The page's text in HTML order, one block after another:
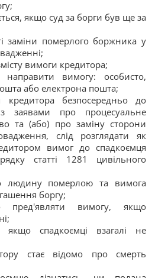
якщо суд за борги був ще за
заміни померлого боржника у
вимоги кредитора;
вимогу: особисто,
або електрона пошта;
кредитора безпосередньо до
заявами про процесуальне
та (або) про заміну сторони
слід розглядати як
вимог до спадкоємця
статті 1281 цивільного
людину померлою та вимога
боргу;
вимогу, якщо
спадкоємці взагалі не
стає відомо про смерть